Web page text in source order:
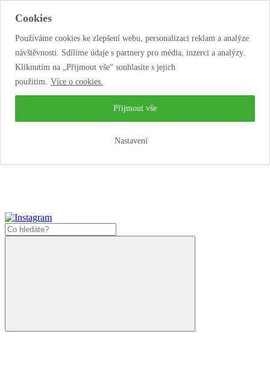
Cookies
Používáme cookies ke zlepšení webu, personalizaci reklam a analýze
návštěvnosti. Sdílíme údaje s partnery pro média, inzerci a analýzy.
Kliknutím na „Přijmout vše“ souhlasíte s jejich
použitím. Více o cookies.
Nastavení
Přijmout vše
...neobyčejná jízda životem!